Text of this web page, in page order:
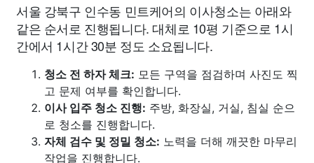
서울 강북구 인수동 민트케어의 이사청소는 아래와
같은 순서로 진행됩니다. 대체로 10평 기준으로 1시
간에서 1시간 30분 정도 소요됩니다.
청소 전 하자 체크: 모든 구역을 점검하며 사진도 찍
고 문제 여부를 확인합니다.
이사 입주 청소 진행: 주방, 화장실, 거실, 침실 순으
로 청소를 진행합니다.
자체 검수 및 정밀 청소: 노력을 더해 깨끗한 마무리
작업을 진행합니다.